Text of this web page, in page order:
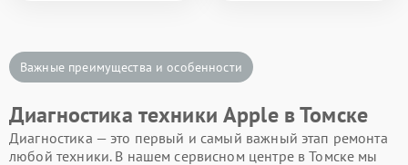
Важные преимущества и особенности
Диагностика техники Apple в Томске
Диагностика — это первый и самый важный этап ремонта
любой техники. В нашем сервисном центре в Томске мы